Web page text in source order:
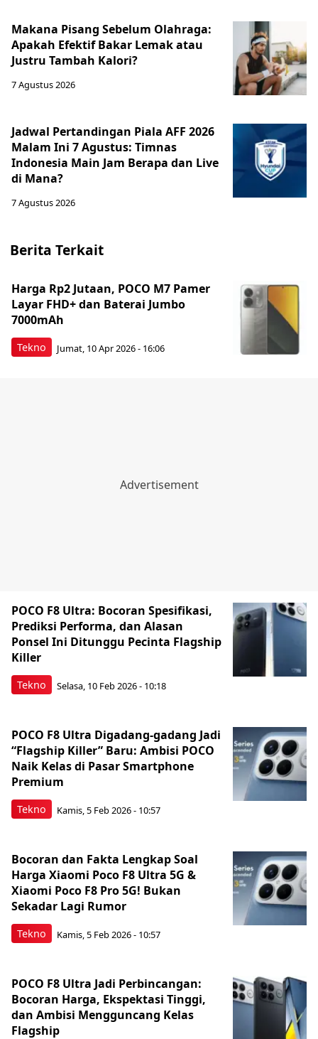
Makana Pisang Sebelum Olahraga:
Apakah Efektif Bakar Lemak atau
Justru Tambah Kalori?
7 Agustus 2026
Jadwal Pertandingan Piala AFF 2026
Malam Ini 7 Agustus: Timnas
Indonesia Main Jam Berapa dan Live
di Mana?
7 Agustus 2026
Berita Terkait
Tekno
Harga Rp2 Jutaan, POCO M7 Pamer
Layar FHD+ dan Baterai Jumbo
7000mAh
Jumat, 10 Apr 2026 - 16:06
Tekno
POCO F8 Ultra: Bocoran Spesifikasi,
Prediksi Performa, dan Alasan
Ponsel Ini Ditunggu Pecinta Flagship
Killer
Selasa, 10 Feb 2026 - 10:18
Tekno
POCO F8 Ultra Digadang-gadang Jadi
“Flagship Killer” Baru: Ambisi POCO
Naik Kelas di Pasar Smartphone
Premium
Kamis, 5 Feb 2026 - 10:57
Tekno
Bocoran dan Fakta Lengkap Soal
Harga Xiaomi Poco F8 Ultra 5G &
Xiaomi Poco F8 Pro 5G! Bukan
Sekadar Lagi Rumor
Kamis, 5 Feb 2026 - 10:57
POCO F8 Ultra Jadi Perbincangan:
Bocoran Harga, Ekspektasi Tinggi,
dan Ambisi Mengguncang Kelas
Flagship